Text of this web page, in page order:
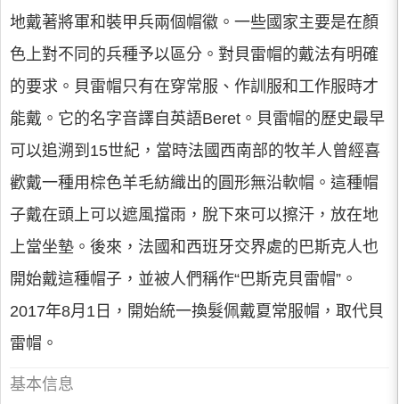
地戴著將軍和裝甲兵兩個帽徽。一些國家主要是在顏
色上對不同的兵種予以區分。對貝雷帽的戴法有明確
的要求。貝雷帽只有在穿常服、作訓服和工作服時才
能戴。它的名字音譯自英語Beret。貝雷帽的歷史最早
可以追溯到15世紀，當時法國西南部的牧羊人曾經喜
歡戴一種用棕色羊毛紡織出的圓形無沿軟帽。這種帽
子戴在頭上可以遮風擋雨，脫下來可以擦汗，放在地
上當坐墊。後來，法國和西班牙交界處的巴斯克人也
開始戴這種帽子，並被人們稱作“巴斯克貝雷帽”。
2017年8月1日，開始統一換髮佩戴夏常服帽，取代貝
雷帽。
基本信息